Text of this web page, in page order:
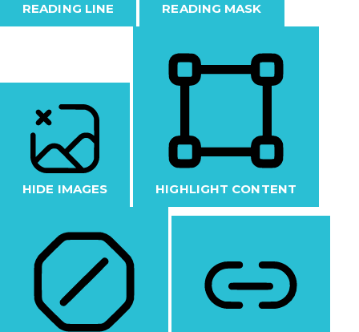
READING LINE READING MASK
HIDE IMAGES HIGHLIGHT CONTENT